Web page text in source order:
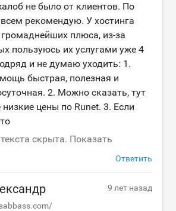
не было от клиентов. По
рекомендую. У хостинга
громаднейших плюса, из-за
пользуюсь их услугами уже 4
и не думаю уходить: 1.
быстрая, полезная и
2. Можно сказать, тут
цены по Runet. 3. Если
скрыта. Показать
Ответить
9 лет назад